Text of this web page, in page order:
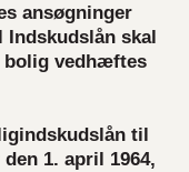
ansøgninger
skal
bolig vedhæftes
til
1. april 1964,